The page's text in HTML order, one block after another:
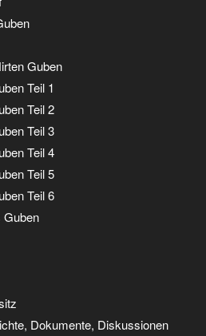
Guben
Teil 1
Teil 2
Teil 3
Teil 4
Teil 5
Teil 6
Dokumente, Diskussionen